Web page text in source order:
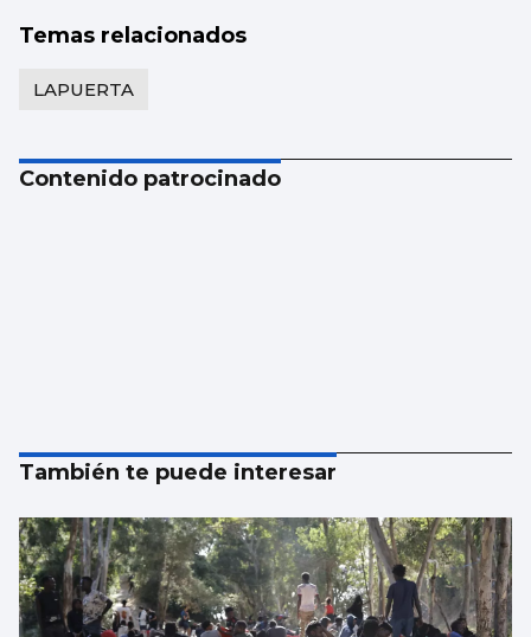
Temas relacionados
LAPUERTA
Contenido patrocinado
También te puede interesar